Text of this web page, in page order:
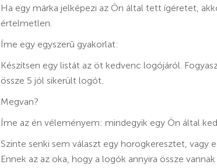
Ha egy márka jelképezi az Ön által tett ígéretet,
értelmetlen.
Íme egy egyszerű gyakorlat:
Készítsen egy listát az öt kedvenc logójáról.
össze 5 jól sikerült logót.
Megvan?
Íme az én véleményem: mindegyik egy Ön által
Szinte senki sem választ egy horogkeresztet, vagy
Ennek az az oka, hogy a logók annyira össze